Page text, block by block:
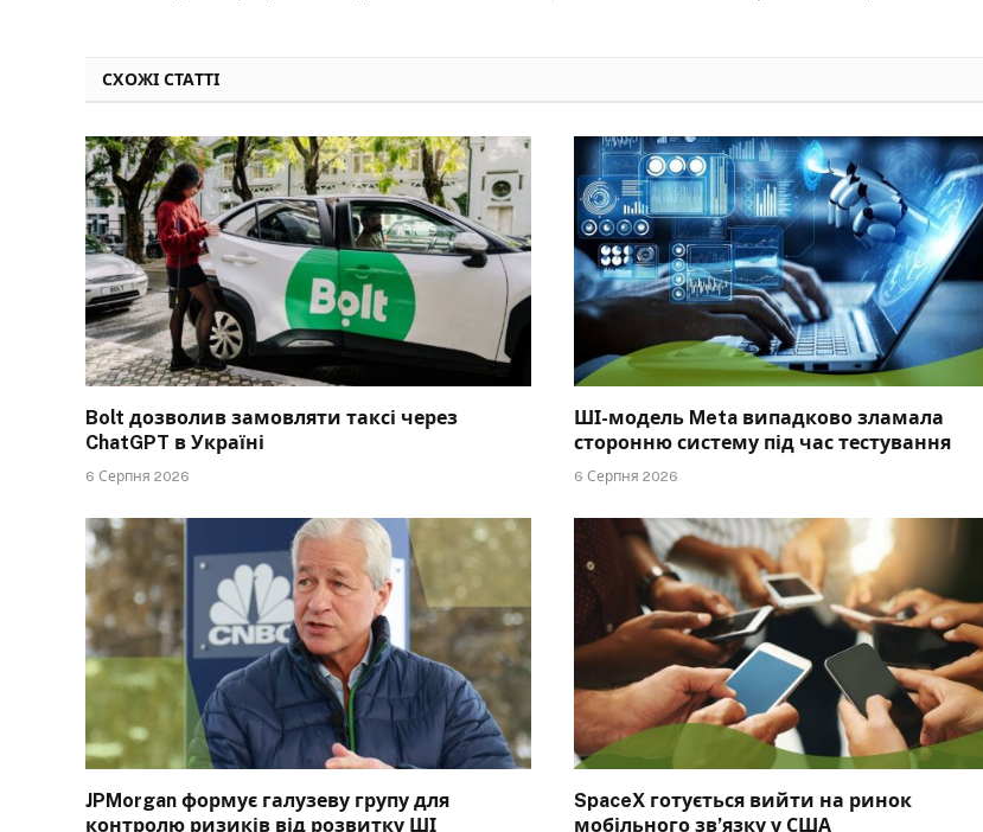
СХОЖІ СТАТТІ
Bolt дозволив замовляти таксі через
ChatGPT в Україні
6 Серпня 2026
ШІ-модель Meta випадково зламала
сторонню систему під час тестування
6 Серпня 2026
JPMorgan формує галузеву групу для
контролю ризиків від розвитку ШІ
SpaceX готується вийти на ринок
мобільного зв’язку у США